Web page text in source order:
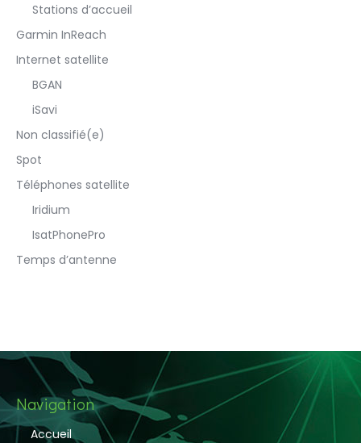
Stations d’accueil
Garmin InReach
Internet satellite
BGAN
iSavi
Non classifié(e)
Spot
Téléphones satellite
Iridium
IsatPhonePro
Temps d’antenne
Navigation
Accueil